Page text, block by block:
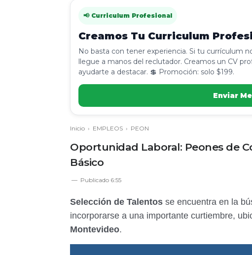
📢 Curriculum Profesional
Creamos Tu Curriculum
No basta con tener experiencia. Si tu currículum
llegue a manos del reclutador. Creamos un CV
ayudarte a destacar. 💲 Promoción: solo $199.
Enviar
Inicio › EMPLEOS › PEON
Oportunidad Laboral: Peones de
Básico
Publicado 6:55
Selección de Talentos se encuentra en la
incorporarse a una importante curtiembre,
Montevideo.